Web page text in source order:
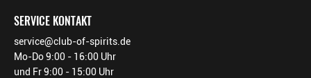
SERVICE KONTAKT
service@club-of-spirits.de
Mo-Do 9:00 - 16:00 Uhr
und Fr 9:00 - 15:00 Uhr